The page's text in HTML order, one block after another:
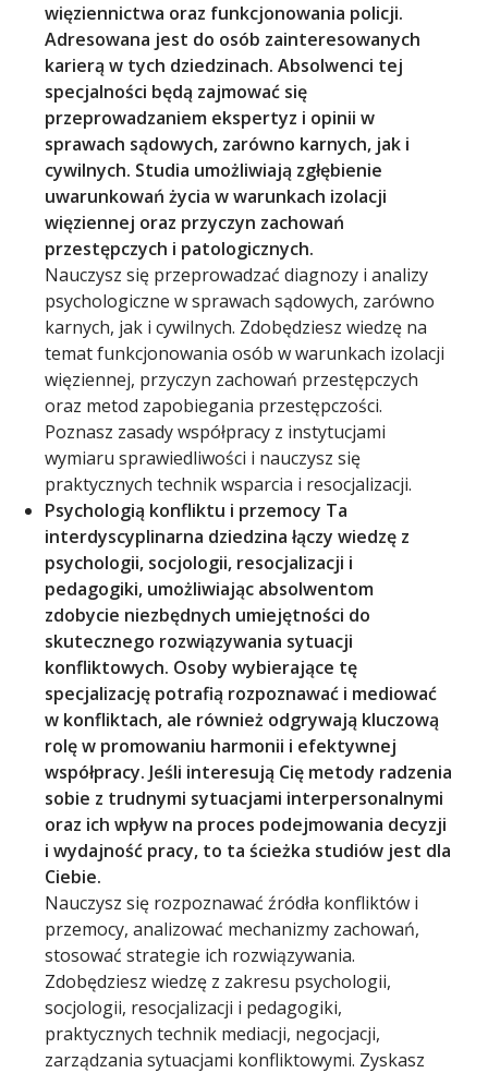
więziennictwa oraz funkcjonowania policji.
Adresowana jest do osób zainteresowanych
karierą w tych dziedzinach. Absolwenci tej
specjalności będą zajmować się
przeprowadzaniem ekspertyz i opinii w
sprawach sądowych, zarówno karnych, jak i
cywilnych. Studia umożliwiają zgłębienie
uwarunkowań życia w warunkach izolacji
więziennej oraz przyczyn zachowań
przestępczych i patologicznych.
Nauczysz się przeprowadzać diagnozy i analizy
psychologiczne w sprawach sądowych, zarówno
karnych, jak i cywilnych. Zdobędziesz wiedzę na
temat funkcjonowania osób w warunkach izolacji
więziennej, przyczyn zachowań przestępczych
oraz metod zapobiegania przestępczości.
Poznasz zasady współpracy z instytucjami
wymiaru sprawiedliwości i nauczysz się
praktycznych technik wsparcia i resocjalizacji.
Psychologią konfliktu i przemocy Ta
interdyscyplinarna dziedzina łączy wiedzę z
psychologii, socjologii, resocjalizacji i
pedagogiki, umożliwiając absolwentom
zdobycie niezbędnych umiejętności do
skutecznego rozwiązywania sytuacji
konfliktowych. Osoby wybierające tę
specjalizację potrafią rozpoznawać i mediować
w konfliktach, ale również odgrywają kluczową
rolę w promowaniu harmonii i efektywnej
współpracy. Jeśli interesują Cię metody radzenia
sobie z trudnymi sytuacjami interpersonalnymi
oraz ich wpływ na proces podejmowania decyzji
i wydajność pracy, to ta ścieżka studiów jest dla
Ciebie.
Nauczysz się rozpoznawać źródła konfliktów i
przemocy, analizować mechanizmy zachowań,
stosować strategie ich rozwiązywania.
Zdobędziesz wiedzę z zakresu psychologii,
socjologii, resocjalizacji i pedagogiki,
praktycznych technik mediacji, negocjacji,
zarządzania sytuacjami konfliktowymi. Zyskasz